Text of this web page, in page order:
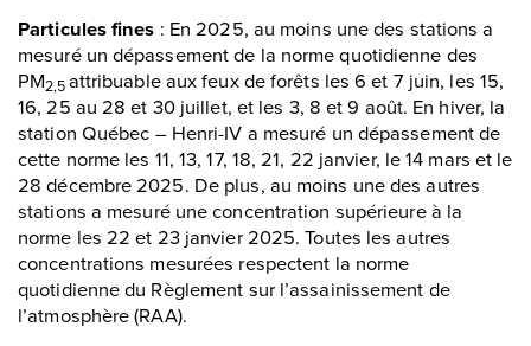
Particules fines : En 2025, au moins une des stations a
mesuré un dépassement de la norme quotidienne des
PM2,5attribuable aux feux de forêts les 6 et 7 juin, les 15,
16, 25 au 28 et 30 juillet, et les 3, 8 et 9 août. En hiver, la
station Québec – Henri-IV a mesuré un dépassement de
cette norme les 11, 13, 17, 18, 21, 22 janvier, le 14 mars et le
28 décembre 2025. De plus, au moins une des autres
stations a mesuré une concentration supérieure à la
norme les 22 et 23 janvier 2025. Toutes les autres
concentrations mesurées respectent la norme
quotidienne du Règlement sur l’assainissement de
l’atmosphère (RAA).